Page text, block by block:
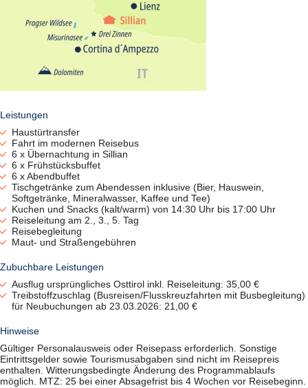
Leistungen
Haustürtransfer
Fahrt im modernen Reisebus
6 x Übernachtung in Sillian
6 x Frühstücksbuffet
6 x Abendbuffet
Tischgetränke zum Abendessen inklusive (Bier, Hauswein,
Softgetränke, Mineralwasser, Kaffee und Tee)
Kuchen und Snacks (kalt/warm) von 14:30 Uhr bis 17:00 Uhr
Reiseleitung am 2., 3., 5. Tag
Reisebegleitung
Maut- und Straßengebühren
Zubuchbare Leistungen
Ausflug ursprüngliches Osttirol inkl. Reiseleitung: 35,00 €
Treibstoffzuschlag (Busreisen/Flusskreuzfahrten mit Busbegleitung)
für Neubuchungen ab 23.03.2026: 21,00 €
Hinweise
Gültiger Personalausweis oder Reisepass erforderlich. Sonstige
Eintrittsgelder sowie Tourismusabgaben sind nicht im Reisepreis
enthalten. Witterungsbedingte Änderung des Programmablaufs
möglich. MTZ: 25 bei einer Absagefrist bis 4 Wochen vor Reisebeginn.